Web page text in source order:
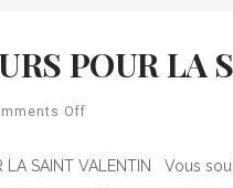
POUR LA
Off
LA SAINT VALENTIN Vous